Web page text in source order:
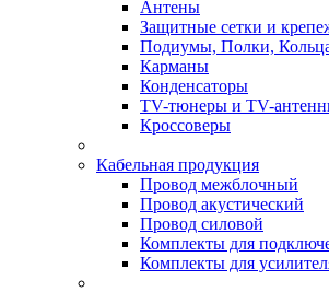
Антены
Защитные сетки и
Подиумы, Полки,
Карманы
Конденсаторы
TV-тюнеры и TV-
Кроссоверы
Кабельная продукция
Провод межблочный
Провод акустический
Провод силовой
Комплекты для
Комплекты для